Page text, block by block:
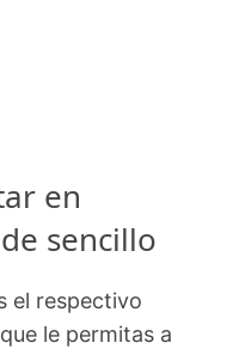
en
sencillo
el respectivo
le permitas a